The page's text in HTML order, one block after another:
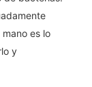
es lo
y